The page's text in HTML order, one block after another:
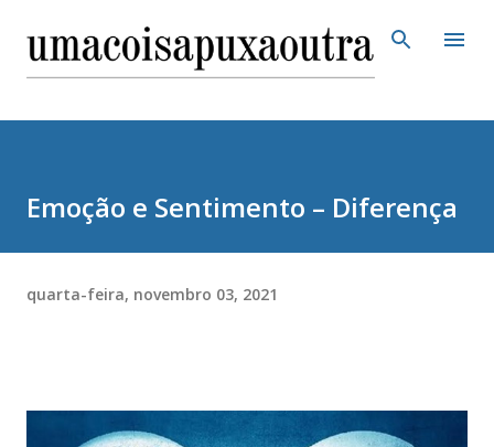
Pular para o conteúdo principal
Emoção e Sentimento – Diferença
quarta-feira, novembro 03, 2021